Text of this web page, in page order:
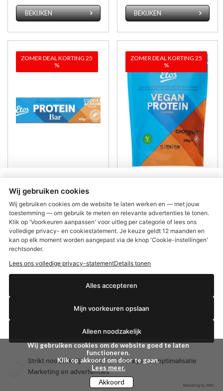
BEKIJKEN BEKIJKEN
ZOMER DEAL KORTING 25
%
Cookies & Cream 45 GR
€ 1,75 € 1,31
BEKIJKEN
ZOMER DEAL KORTING 25
%
€ 7,99 € 5,99
BEKIJKEN
Wij gebruiken cookies om de website goed te laten
functioneren.
Klik op akkoord om door te gaan.
Lees meer.
Akkoord
Wij gebruiken cookies
Wij gebruiken cookies om de website te laten werken en — met jouw
toestemming — om gebruik te meten en relevante advertenties te tonen.
Klik op 'Voorkeuren aanpassen' voor uitleg per categorie of lees ons
volledige privacy- en cookiestatement. Je keuze geldt 12 maanden en
kan op elk moment worden aangepast via de knop 'Cookie-instellingen'
rechtsonder.
Lees ons volledige privacy-statementDetails tonen
Alles accepteren
Mijn voorkeuren opslaan
Alleen noodzakelijk
Strikt noodzakelijk(altijd)
Analyse en optimalisatie
Marketing en advertenties
Marketing by GMU
€2,50 korting?
Ja, ik wil korting